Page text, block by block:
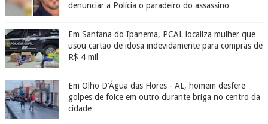
denunciar a Polícia o paradeiro do assassino
Em Santana do Ipanema, PCAL localiza mulher que
usou cartão de idosa indevidamente para compras de
R$ 4 mil
Em Olho D’Água das Flores - AL, homem desfere
golpes de foice em outro durante briga no centro da
cidade